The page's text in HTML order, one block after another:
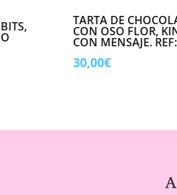
TARTA DE
CON OSO FLOR,
CON MENSAJE.
30,00€